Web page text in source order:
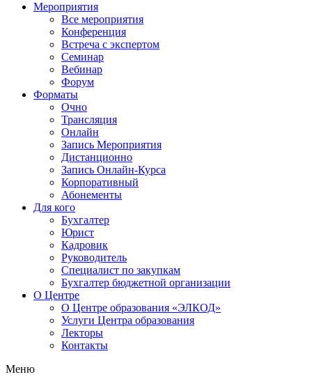
Мероприятия
Все мероприятия
Конференция
Встреча с экспертом
Семинар
Вебинар
Форум
Форматы
Очно
Трансляция
Онлайн
Запись Мероприятия
Дистанционно
Запись Онлайн-Курса
Корпоративный
Абонементы
Для кого
Бухгалтер
Юрист
Кадровик
Руководитель
Специалист по закупкам
Бухгалтер бюджетной организации
О Центре
О Центре образования «ЭЛКОД»
Услуги Центра образования
Лекторы
Контакты
Меню